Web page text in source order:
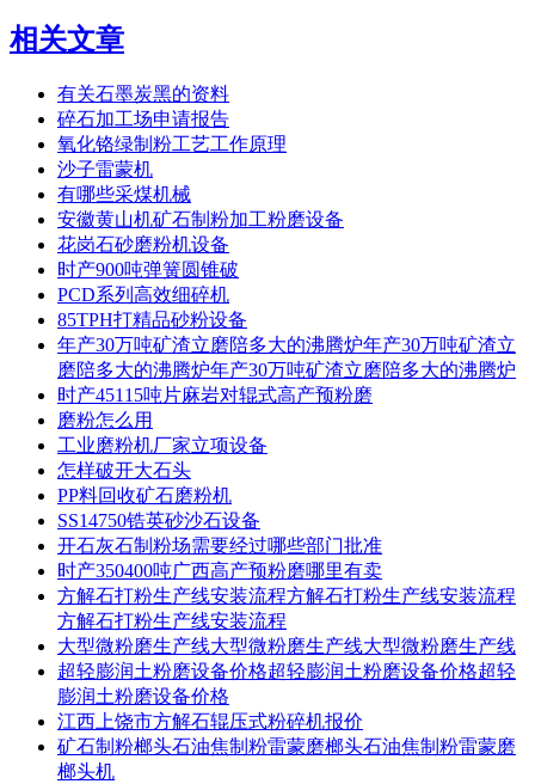
相关文章
有关石墨炭黑的资料
碎石加工场申请报告
氧化铬绿制粉工艺工作原理
沙子雷蒙机
有哪些采煤机械
安徽黄山机矿石制粉加工粉磨设备
花岗石砂磨粉机设备
时产900吨弹簧圆锥破
PCD系列高效细碎机
85TPH打精品砂粉设备
年产30万吨矿渣立磨陪多大的沸腾炉年产30万吨矿渣立
磨陪多大的沸腾炉年产30万吨矿渣立磨陪多大的沸腾炉
时产45115吨片麻岩对辊式高产预粉磨
磨粉怎么用
工业磨粉机厂家立项设备
怎样破开大石头
PP料回收矿石磨粉机
SS14750锆英砂沙石设备
开石灰石制粉场需要经过哪些部门批准
时产350400吨广西高产预粉磨哪里有卖
方解石打粉生产线安装流程方解石打粉生产线安装流程
方解石打粉生产线安装流程
大型微粉磨生产线大型微粉磨生产线大型微粉磨生产线
超轻膨润土粉磨设备价格超轻膨润土粉磨设备价格超轻
膨润土粉磨设备价格
江西上饶市方解石辊压式粉碎机报价
矿石制粉榔头石油焦制粉雷蒙磨榔头石油焦制粉雷蒙磨
榔头机